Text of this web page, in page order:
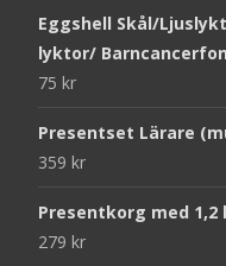
Eggshell Skål/
lyktor/
75 kr
Presentset Lärare
359 kr
Presentkorg med 1,2
279 kr